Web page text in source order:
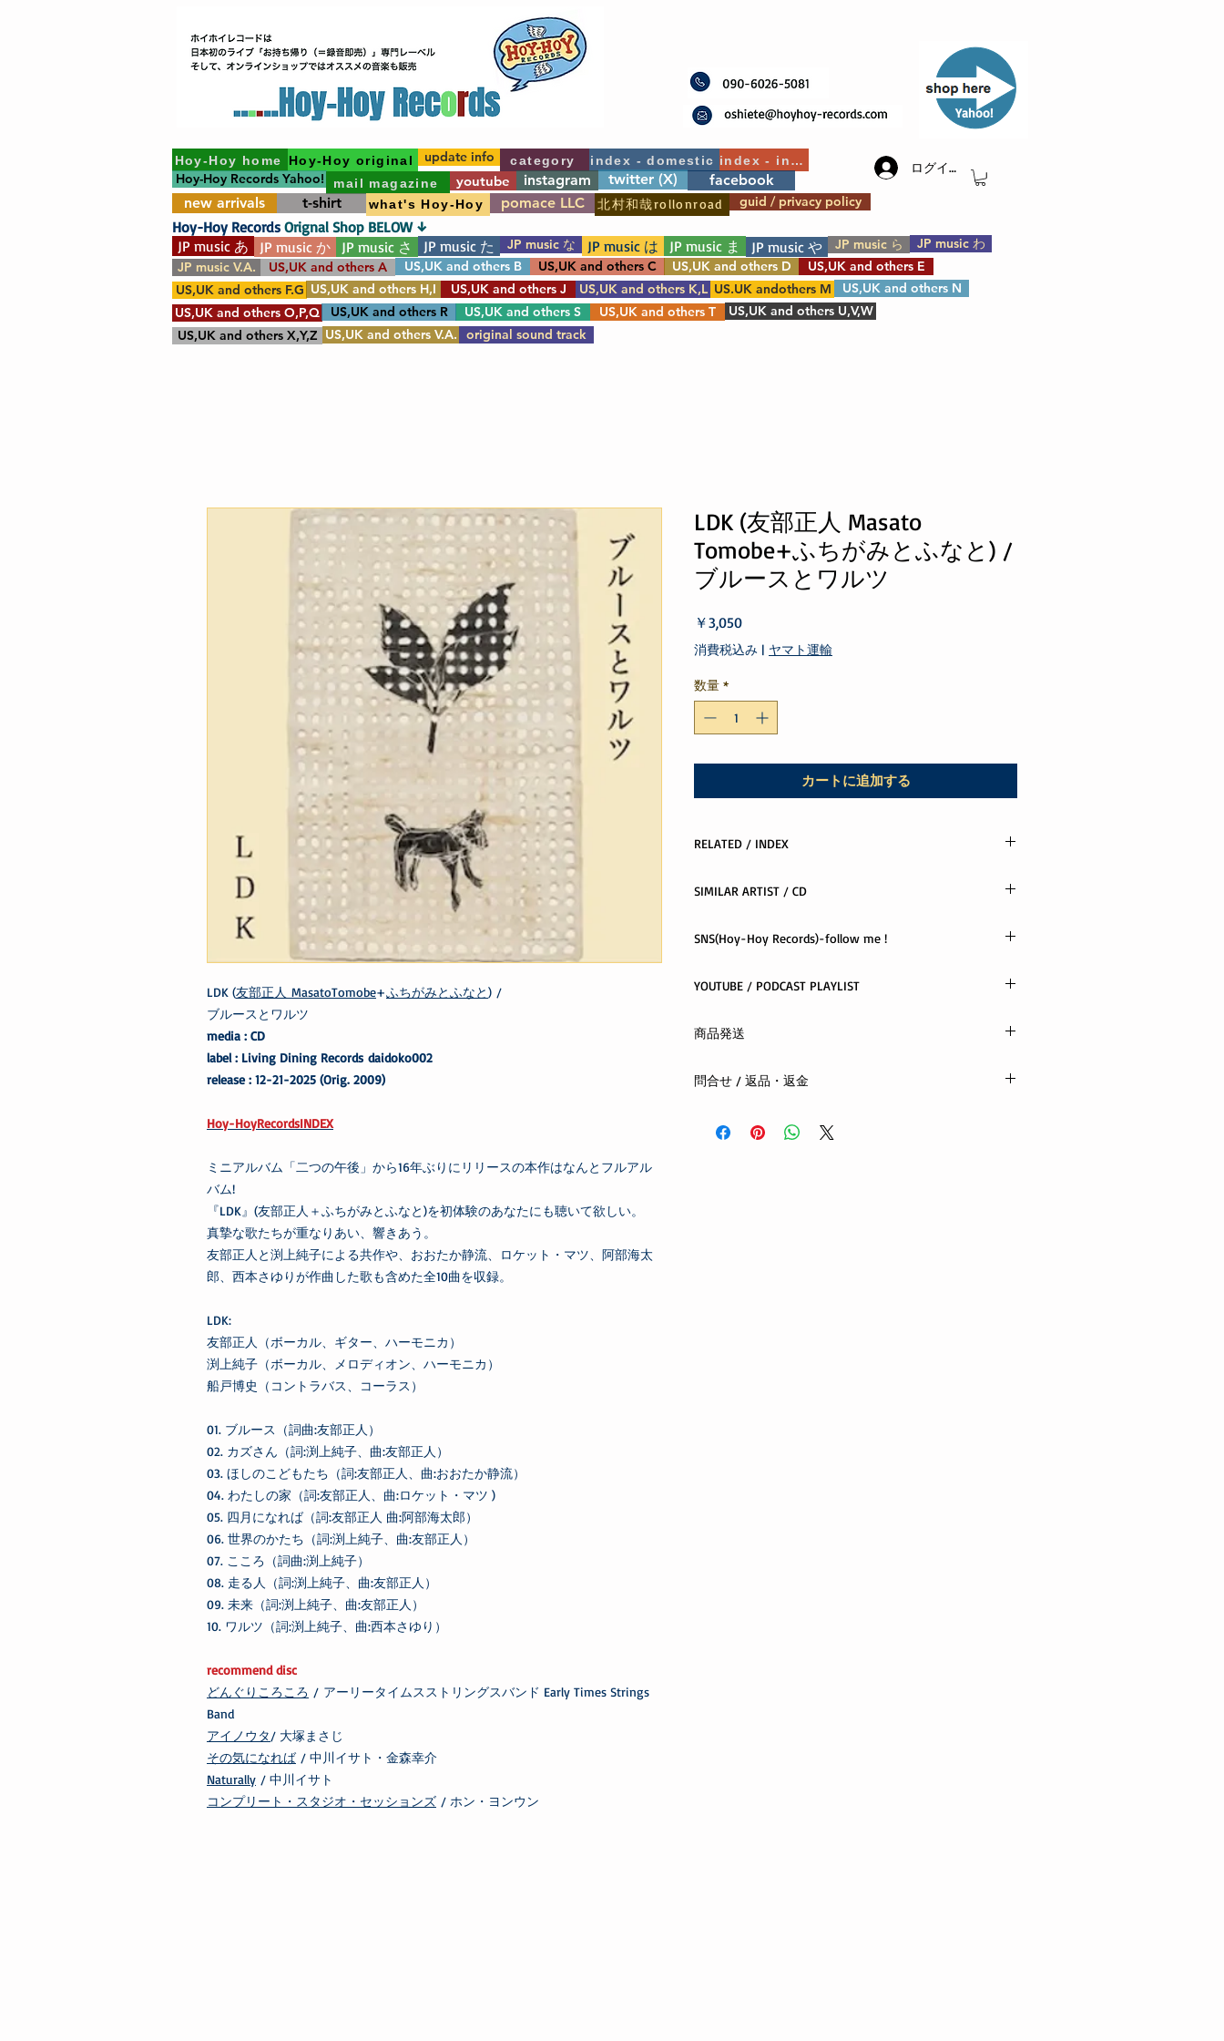
​Yahoo!
Hoy-Hoy home Hoy-Hoy original category index - domestic index - int'l
guid / privacy policy
Hoy-Hoy Records Yahoo! mail magazine youtube twitter (X)
instagram
new arrivals
t-shirt what's Hoy-Hoy pomace LLC 北村和哉rollonroad
facebook
ログイン
update info
JP music あ JP music か JP music さ JP music た JP music な JP music は JP music ま JP music や JP music ら
JP music わ
JP music V.A.
US,UK and others A US,UK and others B US,UK and others C US,UK and others D
US,UK and others E
US,UK and others F.G US,UK and others H,I US,UK and others J US,UK and others K,L
US,UK and others N
US,UK and others O,P,Q
US,UK and others S
US,UK and others R US,UK and others T
US,UK and others U,V,W
US,UK and others X,Y,Z US,UK and others V.A. original sound track
Hoy-Hoy Records Orignal Shop BELOW ↓
US.UK andothers M
LDK (友部正人 MasatoTomobe+ふちがみとふなと) /
ブルースとワルツ
media : CD
label : Living Dining Records daidoko002
release : 12-21-2025 (Orig. 2009)
Hoy-HoyRecordsINDEX
ミニアルバム「二つの午後」から16年ぶりにリリースの本作はなんとフルアル
バム!
『LDK』(友部正人＋ふちがみとふなと)を初体験のあなたにも聴いて欲しい。
真摯な歌たちが重なりあい、響きあう。
友部正人と渕上純子による共作や、おおたか静流、ロケット・マツ、阿部海太
郎、西本さゆりが作曲した歌も含めた全10曲を収録。
LDK:
友部正人（ボーカル、ギター、ハーモニカ）
渕上純子（ボーカル、メロディオン、ハーモニカ）
船戸博史（コントラバス、コーラス）
01. ブルース（詞曲:友部正人）
02. カズさん（詞:渕上純子、曲:友部正人）
03. ほしのこどもたち（詞:友部正人、曲:おおたか静流）
04. わたしの家（詞:友部正人、曲:ロケット・マツ )
05. 四月になれば（詞:友部正人 曲:阿部海太郎）
06. 世界のかたち（詞:渕上純子、曲:友部正人）
07. こころ（詞曲:渕上純子）
08. 走る人（詞:渕上純子、曲:友部正人）
09. 未来（詞:渕上純子、曲:友部正人）
10. ワルツ（詞:渕上純子、曲:西本さゆり）
recommend disc
どんぐりころころ / アーリータイムスストリングスバンド Early Times Strings
Band
アイノウタ/ 大塚まさじ
その気になれば/ 中川イサト・金森幸介
Naturally / 中川イサト
コンプリート・スタジオ・セッションズ / ホン・ヨンウン
LDK (友部正人 Masato
Tomobe+ふちがみとふなと) /
ブルースとワルツ
￥3,050価
格
消費税込み | ヤマト運輸
数量 *
カートに追加する
RELATED / INDEX
Hoy-HoyRecordsINDEX
SIMILAR ARTIST / CD
どんぐりころころ/ アーリータイムスストリングスバン
アイノウタ/ 大塚まさじ
コンプリート・スタジオ・セッションズ
/ ホン・ヨンウ
SNS(Hoy-Hoy Records)-follow me !
X(twitter)
instagram
YOUTUBE / PODCAST PLAYLIST
PLAYLIST
商品発送
全国一律 300円
お支払方法：先払い(代金引替不可)
問合せ / 返品・返金
する商品の欠陥や不良、また誤った商品が配送された場